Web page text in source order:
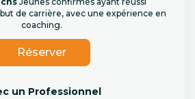
de carrière, avec une expérience en
coaching.
Réserver
un Professionnel